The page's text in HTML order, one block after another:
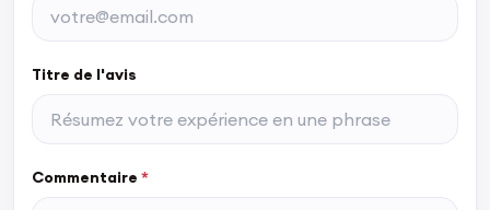
Titre de l'avis
Commentaire *